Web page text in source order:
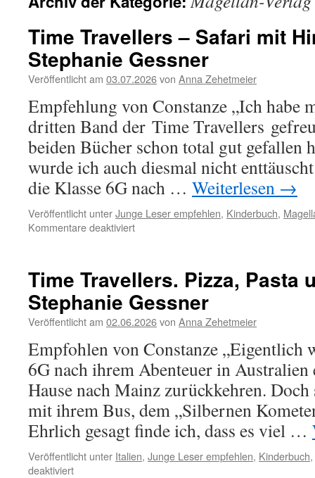
Time Travellers – Safari mit
Stephanie Gessner
Veröffentlicht am 03.07.2026von Anna Zehetmeier
Empfehlung von Constanze „Ich habe
dritten Band der Time Travellers
beiden Bücher schon total gut gefallen
wurde ich auch diesmal nicht
die Klasse 6G nach … Weiterlesen →
Veröffentlicht unterJunge Leser empfehlen, Kinderbuch,
Kommentare deaktiviertfür
Safari
mit
Hindernissen
von
Gessner
Time Travellers. Pizza, Pasta
Stephanie Gessner
Veröffentlicht am 02.06.2026von Anna Zehetmeier
Empfohlen von Constanze „Eigentlich
6G nach ihrem Abenteuer in
Hause nach Mainz zurückkehren. Doch
mit ihrem Bus, dem „Silbernen
Ehrlich gesagt finde ich, dass es viel …
Veröffentlicht unter Italien, Junge Leser empfehlen, Kinderbuch,
deaktiviertfür